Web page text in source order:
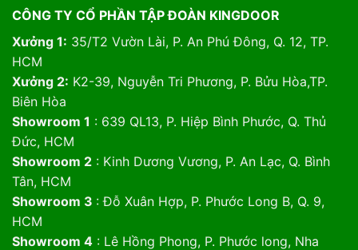
CÔNG TY CỔ PHẦN TẬP ĐOÀN KINGDOOR
Xưởng 1: 35/T2 Vườn Lài, P. An Phú Đông, Q. 12, TP.
HCM
Xưởng 2: K2-39, Nguyễn Tri Phương, P. Bửu Hòa,TP.
Biên Hòa
Showroom 1 : 639 QL13, P. Hiệp Bình Phước, Q. Thủ
Đức, HCM
Showroom 2: Kinh Dương Vương, P. An Lạc, Q. Bình
Tân, HCM
Showroom 3 : Đỗ Xuân Hợp, P. Phước Long B, Q. 9,
HCM
Showroom 4: Lê Hồng Phong, P. Phước long, Nha